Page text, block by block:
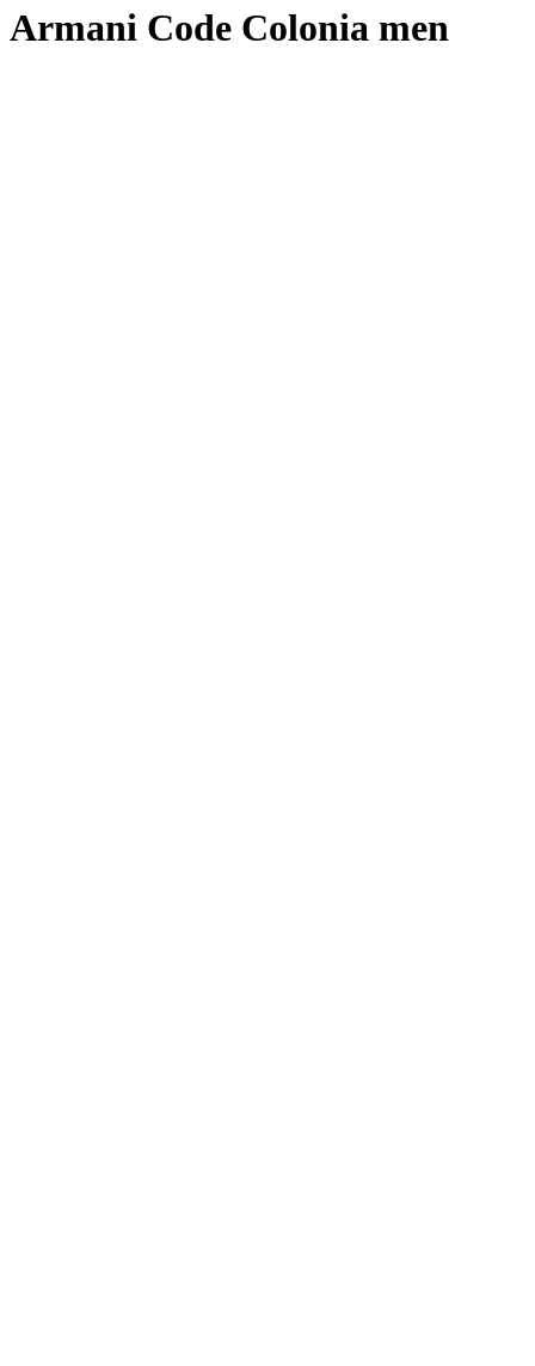
Armani Code Colonia men